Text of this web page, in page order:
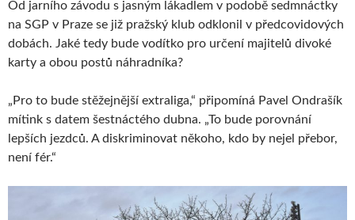
Od jarního závodu s jasným lákadlem v podobě sedmnáctky
na SGP v Praze se již pražský klub odklonil v předcovidových
dobách. Jaké tedy bude vodítko pro určení majitelů divoké
karty a obou postů náhradníka?
„Pro to bude stěžejnější extraliga,“ připomíná Pavel Ondrašík
mítink s datem šestnáctého dubna. „To bude porovnání
lepších jezdců. A diskriminovat někoho, kdo by nejel přebor,
není fér.“